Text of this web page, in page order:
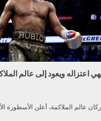
اعتزاله ويعود إلى عالم
عالم الملاكمة، أعلن الأسطورة